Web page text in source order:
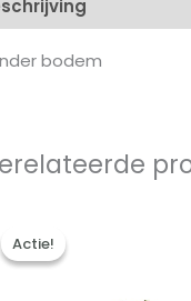
bodem
Actie!
Actie!